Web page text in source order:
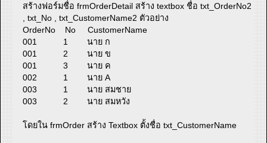
สร้างฟอร์มชื่อ frmOrderDetail สร้าง textbox ชื่อ txt_OrderNo2
, txt_No , txt_CustomerName2 ตัวอย่าง
OrderNo No CustomerName
001 1 นาย ก
001 2 นาย ข
001 3 นาย ค
002 1 นาย A
003 1 นาย สมชาย
003 2 นาย สมหวัง
โดยใน frmOrder สร้าง Textbox ตั้งชื่อ txt_CustomerName